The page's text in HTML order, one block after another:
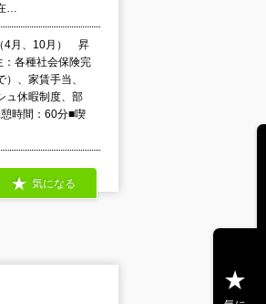
…
4月、10月） 昇
各種社会保険完
、家賃手当、
ュ休暇制度、部
時間：60分■喫
気になる